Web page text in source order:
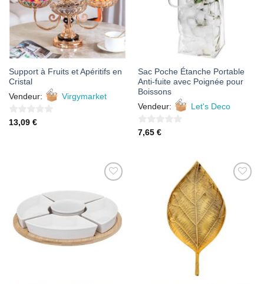
Support à Fruits et Apéritifs en
Cristal
Vendeur:
Virgymarket
0
13,09 €
Sac Poche Étanche Portable
Anti-fuite avec Poignée pour
Boissons
Vendeur:
Let's Deco
0
7,65 €
AJOUTER
À MES
FAVORIS
AJOUTER
À MES
FAVORIS